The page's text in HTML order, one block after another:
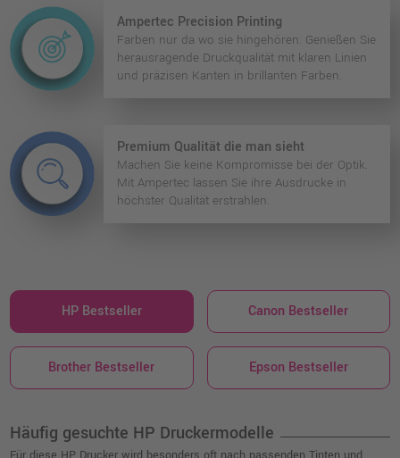
Ampertec Precision Printing
Farben nur da wo sie hingehören: Genießen Sie
herausragende Druckqualität mit klaren Linien
und präzisen Kanten in brillanten Farben.
Premium Qualität die man sieht
Machen Sie keine Kompromisse bei der Optik.
Mit Ampertec lassen Sie ihre Ausdrucke in
höchster Qualität erstrahlen.
HP Bestseller Canon Bestseller
Brother Bestseller Epson Bestseller
Häufig gesuchte HP Druckermodelle